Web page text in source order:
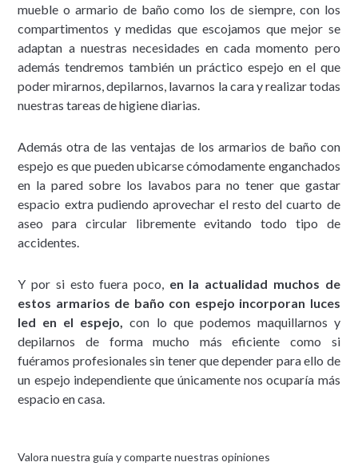
mueble o armario de baño como los de siempre, con los
compartimentos y medidas que escojamos que mejor se
adaptan a nuestras necesidades en cada momento pero
además tendremos también un práctico espejo en el que
poder mirarnos, depilarnos, lavarnos la cara y realizar todas
nuestras tareas de higiene diarias.
Además otra de las ventajas de los armarios de baño con
espejo es que pueden ubicarse cómodamente enganchados
en la pared sobre los lavabos para no tener que gastar
espacio extra pudiendo aprovechar el resto del cuarto de
aseo para circular libremente evitando todo tipo de
accidentes.
Y por si esto fuera poco, en la actualidad muchos de
estos armarios de baño con espejo incorporan luces
led en el espejo,
con lo que podemos maquillarnos y
depilarnos de forma mucho más eficiente como si
fuéramos profesionales sin tener que depender para ello de
un espejo independiente que únicamente nos ocuparía más
espacio en casa.
Valora nuestra guía y comparte nuestras opiniones